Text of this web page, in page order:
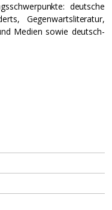
deutsche
Gegenwartsliteratur,
Medien sowie deutsch-